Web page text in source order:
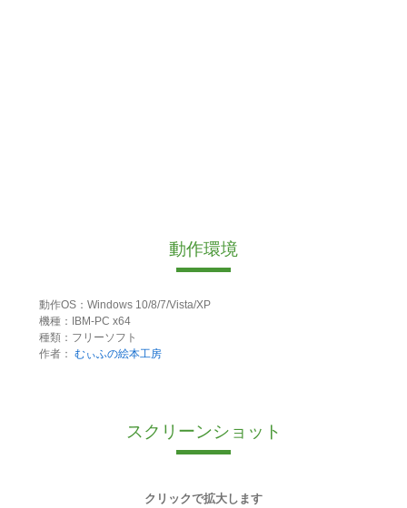
動作環境
動作OS：Windows 10/8/7/Vista/XP
機種：IBM-PC x64
種類：フリーソフト
作者： むぃふの絵本工房
スクリーンショット
クリックで拡大します